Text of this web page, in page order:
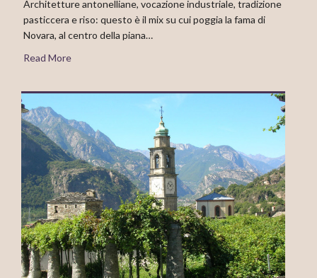
Architetture antonelliane, vocazione industriale, tradizione
pasticcera e riso: questo è il mix su cui poggia la fama di
Novara, al centro della piana…
Read More